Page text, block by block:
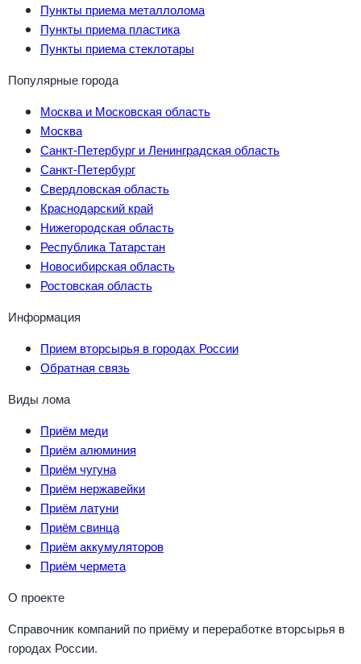
Пункты приема металлолома
Пункты приема пластика
Пункты приема стеклотары
Популярные города
Москва и Московская область
Москва
Санкт-Петербург и Ленинградская область
Санкт-Петербург
Свердловская область
Краснодарский край
Нижегородская область
Республика Татарстан
Новосибирская область
Ростовская область
Информация
Прием вторсырья в городах России
Обратная связь
Виды лома
Приём меди
Приём алюминия
Приём чугуна
Приём нержавейки
Приём латуни
Приём свинца
Приём аккумуляторов
Приём чермета
О проекте
Справочник компаний по приёму и переработке вторсырья в
городах России.